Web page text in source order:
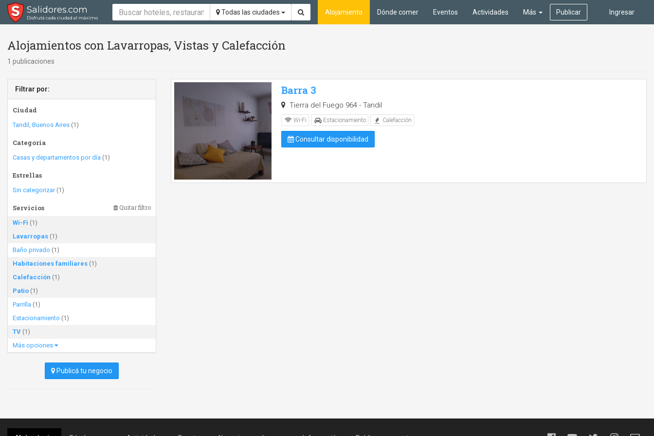
Salidores.com
Disfrutá cada ciudad al máximo
Todas las ciudades Ingresar
Alojamiento Dónde comer Eventos Actividades Más Publicar
Alojamientos con Lavarropas, Vistas y Calefacción
1 publicaciones
Filtrar por:
Ciudad
Tandil, Buenos Aires (1)
Categoría
Casas y departamentos por día (1)
Estrellas
Sin categorizar(1)
Servicios Quitar filtro
Wi-Fi (1)
Lavarropas (1)
Baño privado (1)
Habitaciones familiares (1)
Calefacción (1)
Patio (1)
Parrilla (1)
Estacionamiento (1)
TV (1)
Más opciones
Publicá tu negocio
Barra 3
Tierra del Fuego 964 - Tandil
Wi-Fi Estacionamiento Calefacción
Consultar disponibilidad